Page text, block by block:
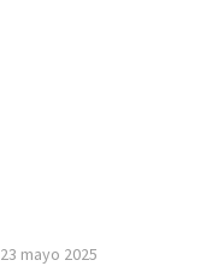
23 mayo 2025